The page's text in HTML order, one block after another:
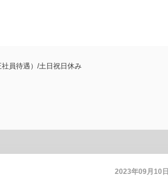
員待遇）/土日祝日休み
2023年09月10日